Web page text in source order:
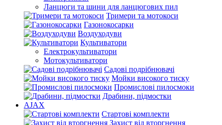
Ланцюги та шини для ланцюгових пил
Тримери та мотокоси
Газонокосарки
Воздуходуви
Культиватори
Електрокультиватори
Мотокультиватори
Садові подрібнювачі
Мойки високого тиску
Промислові пилосмоки
Драбини, підмостки
AJAX
Стартові комплекти
Захист від вторгнення